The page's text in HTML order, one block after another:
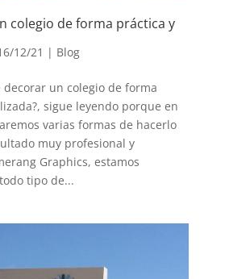
colegio de forma práctica y
12/21 | Blog
decorar un colegio de forma
sigue leyendo porque en
varias formas de hacerlo
muy profesional y
Graphics, estamos
tipo de...